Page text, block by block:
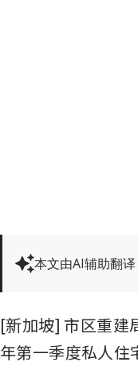
本文由AI辅助翻译
[新加坡] 市区重建
年第一季度私人住